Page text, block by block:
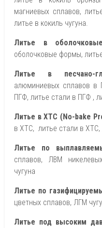
магниевых сплавов,
литье в кокиль чугуна.
Литье в
оболочковые формы,
Литье в песчано-
алюминиевых сплавов в
ПГФ, литье стали в ПГФ ,
Литье в ХТС (No-bake
в ХТС, литье стали в ХТС,
Литье по
сплавов, ЛВМ
чугуна
Литье по
цветных сплавов, ЛГМ
Литье под высоким